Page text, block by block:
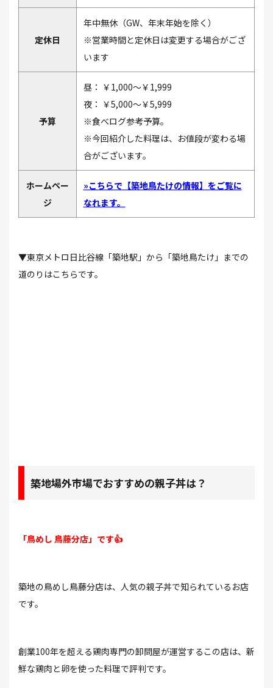
定休日
年中無休（GW、年末年始を除く）
※営業時間と定休日は変更する場合がござ
います
予算
昼： ￥1,000～￥1,999
夜： ￥5,000～￥5,999
※食べログ参考予算。
※今回紹介した料理は、お値段が変わる場
合がございます。
ホームペー
ジ
»こちらで【築地鳥たけの情報】をご覧に
なれます。
▼東京メトロ日比谷線「築地駅」から「築地鳥たけ」までの
道のりはこちらです。
築地場外市場でおすすめの親子丼は？
「鳥めし 鳥藤分店」です👍
築地の鳥めし鳥藤分店は、人気の親子丼で知られているお店
です。
創業100年を超える鶏肉専門の卸問屋が運営するこの店は、新
鮮な鶏肉と卵を使った料理で評判です。